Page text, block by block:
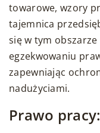
towarowe, wzory
tajemnica
się w tym
egzekwowaniu
zapewniając
nadużyciami.
Prawo pracy: